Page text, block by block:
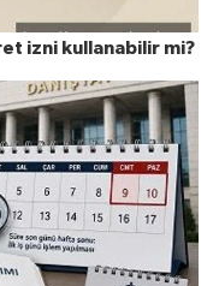
izni kullanabilir mi?